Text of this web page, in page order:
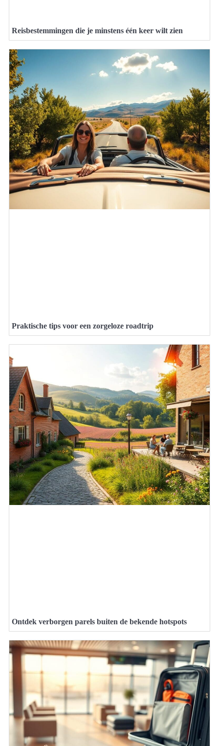
Reisbestemmingen die je minstens één keer wilt zien
Praktische tips voor een zorgeloze roadtrip
Ontdek verborgen parels buiten de bekende hotspots